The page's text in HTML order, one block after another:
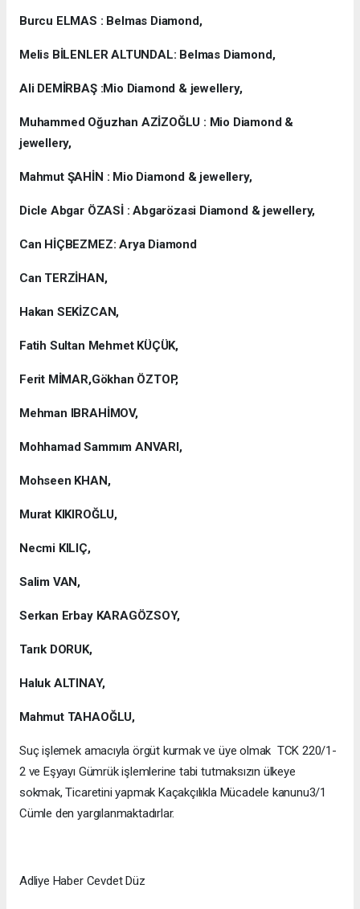
Burcu ELMAS : Belmas Diamond,
Melis BİLENLER ALTUNDAL: Belmas Diamond,
Ali DEMİRBAŞ :Mio Diamond & jewellery,
Muhammed Oğuzhan AZİZOĞLU : Mio Diamond &
jewellery,
Mahmut ŞAHİN : Mio Diamond & jewellery,
Dicle Abgar ÖZASİ : Abgarözasi Diamond & jewellery,
Can HİÇBEZMEZ: Arya Diamond
Can TERZİHAN,
Hakan SEKİZCAN,
Fatih Sultan Mehmet KÜÇÜK,
Ferit MİMAR,Gökhan ÖZTOP,
Mehman IBRAHİMOV,
Mohhamad Sammım ANVARI,
Mohseen KHAN,
Murat KIKIROĞLU,
Necmi KILIÇ,
Salim VAN,
Serkan Erbay KARAGÖZSOY,
Tarık DORUK,
Haluk ALTINAY,
Mahmut TAHAOĞLU,
Suç işlemek amacıyla örgüt kurmak ve üye olmak TCK 220/1-
2 ve Eşyayı Gümrük işlemlerine tabi tutmaksızın ülkeye
sokmak, Ticaretini yapmak Kaçakçılıkla Mücadele kanunu3/1
Cümle den yargılanmaktadırlar.
Adliye Haber Cevdet Düz